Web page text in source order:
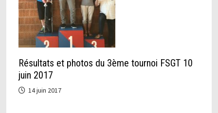
Résultats et photos du 3ème tournoi FSGT 10
juin 2017
14 juin 2017